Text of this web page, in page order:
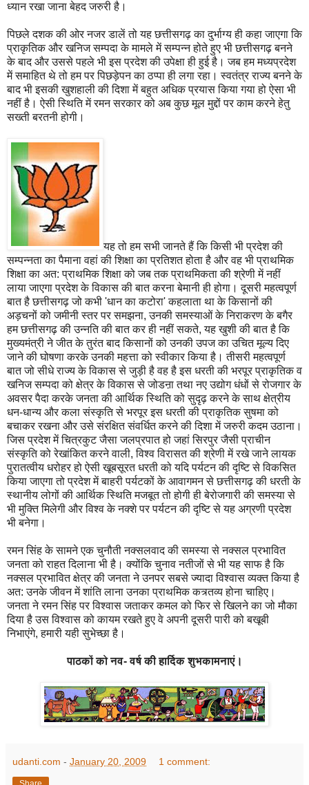
ध्यान रखा जाना बेहद जरुरी है।
पिछले दशक की ओर नजर डालें तो यह छत्तीसगढ़ का दुर्भाग्य ही कहा जाएगा कि
प्राकृतिक और खनिज सम्पदा के मामले में सम्पन्न होते हुए भी छत्तीसगढ़ बनने
के बाद और उससे पहले भी इस प्रदेश की उपेक्षा ही हुई है। जब हम मध्यप्रदेश
में समाहित थे तो हम पर पिछड़ेपन का ठप्पा ही लगा रहा। स्वतंत्र राज्य बनने के
बाद भी इसकी खुशहाली की दिशा में बहुत अधिक प्रयास किया गया हो ऐसा भी
नहीं है। ऐसी स्थिति में रमन सरकार को अब कुछ मूल मुद्दों पर काम करने हेतु
सख्ती बरतनी होगी।
यह तो हम सभी जानते हैं कि किसी भी प्रदेश की
सम्पन्नता का पैमाना वहां की शिक्षा का प्रतिशत होता है और वह भी प्राथमिक
शिक्षा का अत: प्राथमिक शिक्षा को जब तक प्राथमिकता की श्रेणी में नहीं
लाया जाएगा प्रदेश के विकास की बात करना बेमानी ही होगा। दूसरी महत्वपूर्ण
बात है छत्तीसगढ़ जो कभी 'धान का कटोरा' कहलाता था के किसानों की
अड़चनों को जमीनी स्तर पर समझना, उनकी समस्याओं के निराकरण के बगैर
हम छत्तीसगढ़ की उन्नति की बात कर ही नहीं सकते, यह खुशी की बात है कि
मुख्यमंत्री ने जीत के तुरंत बाद किसानों को उनकी उपज का उचित मूल्य दिए
जाने की घोषणा करके उनकी महत्ता को स्वीकार किया है। तीसरी महत्वपूर्ण
बात जो सीधे राज्य के विकास से जुड़ी है वह है इस धरती की भरपूर प्राकृतिक व
खनिज सम्पदा को क्षेत्र के विकास से जोडऩा तथा नए उद्योग धंधों से रोजगार के
अवसर पैदा करके जनता की आर्थिक स्थिति को सुदृढ़ करने के साथ क्षेत्रीय
धन-धान्य और कला संस्कृति से भरपूर इस धरती की प्राकृतिक सुषमा को
बचाकर रखना और उसे संरक्षित संवर्धित करने की दिशा में जरुरी कदम उठाना।
जिस प्रदेश में चित्रकुट जैसा जलप्रपात हो जहां सिरपुर जैसी प्राचीन
संस्कृति को रेखांकित करने वाली, विश्व विरासत की श्रेणी में रखे जाने लायक
पुरातत्वीय धरोहर हो ऐसी खूबसूरत धरती को यदि पर्यटन की दृष्टि से विकसित
किया जाएगा तो प्रदेश में बाहरी पर्यटकों के आवागमन से छत्तीसगढ़ की धरती के
स्थानीय लोगों की आर्थिक स्थिति मजबूत तो होगी ही बेरोजगारी की समस्या से
भी मुक्ति मिलेगी और विश्व के नक्शे पर पर्यटन की दृष्टि से यह अग्रणी प्रदेश
भी बनेगा।
रमन सिंह के सामने एक चुनौती नक्सलवाद की समस्या से नक्सल प्रभावित
जनता को राहत दिलाना भी है। क्योंकि चुनाव नतीजों से भी यह साफ है कि
नक्सल प्रभावित क्षेत्र की जनता ने उनपर सबसे ज्यादा विश्वास व्यक्त किया है
अत: उनके जीवन में शांति लाना उनका प्राथमिक कत्र्तव्य होना चाहिए।
जनता ने रमन सिंह पर विश्वास जताकर कमल को फिर से खिलने का जो मौका
दिया है उस विश्वास को कायम रखते हुए वे अपनी दूसरी पारी को बखूबी
निभाएंगे, हमारी यही सुभेच्छा है।
पाठकों को नव- वर्ष की हार्दिक शुभकामनाएं।
udanti.com - January 20, 2009 1 comment: